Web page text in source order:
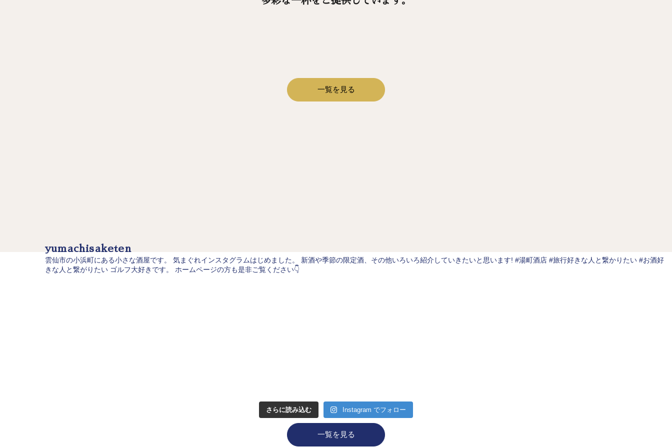
一覧を見る
yumachisaketen
雲仙市の小浜町にある小さな酒屋です。 気まぐれインスタグラムはじめました。 新酒や季節の限定酒、その他いろいろ紹介していきたいと思います! #湯町酒店 #旅行好きな人と繋かりたい #お酒好
きな人と繋がりたい ゴルフ大好きです。 ホームページの方も是非ご覧ください👇
さらに読み込む Instagram でフォロー
一覧を見る